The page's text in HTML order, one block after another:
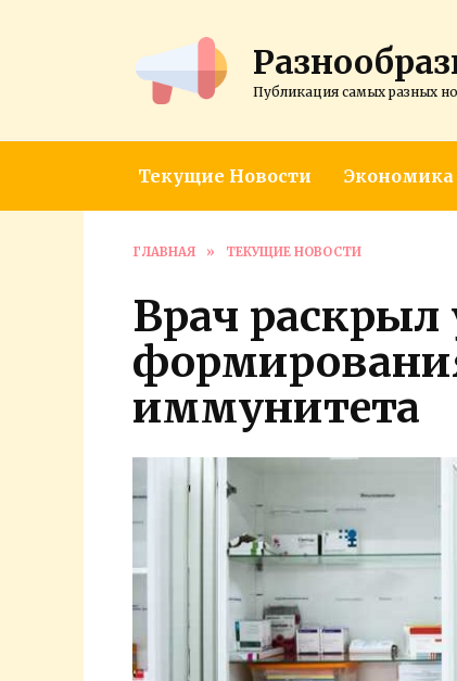
Публикация самых разных
Текущие Новости Экономика
ГЛАВНАЯ » ТЕКУЩИЕ НОВОСТИ
Врач раскрыл
иммунитета